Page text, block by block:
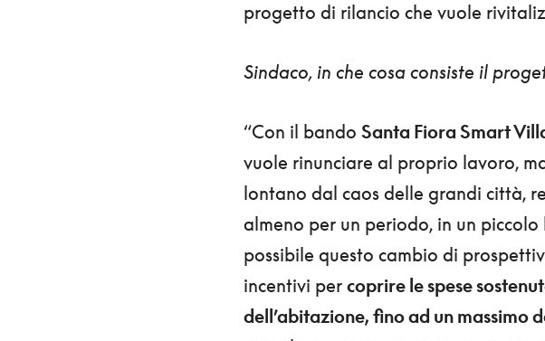
progetto di rilancio che vuole
Sindaco, in che cosa consiste il
“Con il bando Santa Fiora Smart
vuole rinunciare al proprio lavoro,
lontano dal caos delle grandi città,
almeno per un periodo, in un
possibile questo cambio di
incentivi per coprire le spese
dell’abitazione, fino ad un massimo